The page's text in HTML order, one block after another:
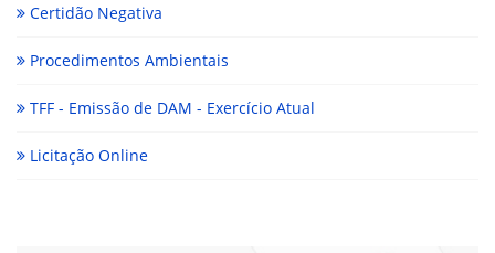
Certidão Negativa
Procedimentos Ambientais
TFF - Emissão de DAM - Exercício Atual
Licitação Online